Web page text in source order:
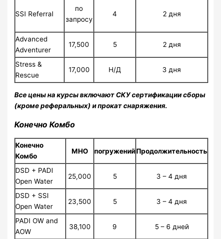
SSI Referral
по
запросу
4 2 дня
Advanced
Adventurer
17,500 5 2 дня
Stress &
Rescue
17,000 Н/Д 3 дня
Все цены на курсы включают СКУ сертификации сборы
(кроме реферальных) и прокат снаряжения.
Конечно Комбо
Конечно
Комбо
МНО погруженийПродолжительность
DSD + PADI
Open Water
25,000 5 3 – 4 дня
DSD + SSI
Open Water
23,500 5 3 – 4 дня
PADI OW and
AOW
38,100 9 5 – 6 дней